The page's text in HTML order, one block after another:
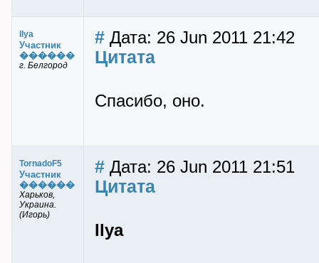
Ilya
Участник
������
г. Белгород
# Дата: 26 Jun 2011 21:42
Цитата
Спасибо, оно.
TornadoF5
Участник
������
Харьков,
Украина.
(Игорь)
# Дата: 26 Jun 2011 21:51
Цитата
Ilya